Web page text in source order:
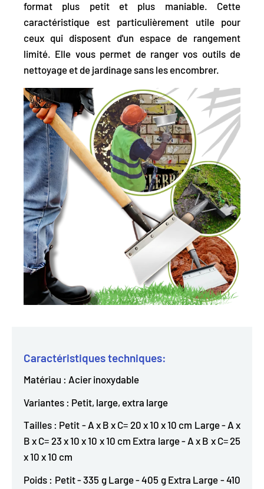
format plus petit et plus maniable. Cette
caractéristique est particulièrement utile pour
ceux qui disposent d'un espace de rangement
limité. Elle vous permet de ranger vos outils de
nettoyage et de jardinage sans les encombrer.
Caractéristiques techniques:
Matériau : Acier inoxydable
Variantes : Petit, large, extra large
Tailles : Petit - A x B x C= 20 x 10 x 10 cm Large - A x
B x C= 23 x 10 x 10 x 10 cm Extra large - A x B x C= 25
x 10 x 10 cm
Poids : Petit - 335 g Large - 405 g Extra Large - 410